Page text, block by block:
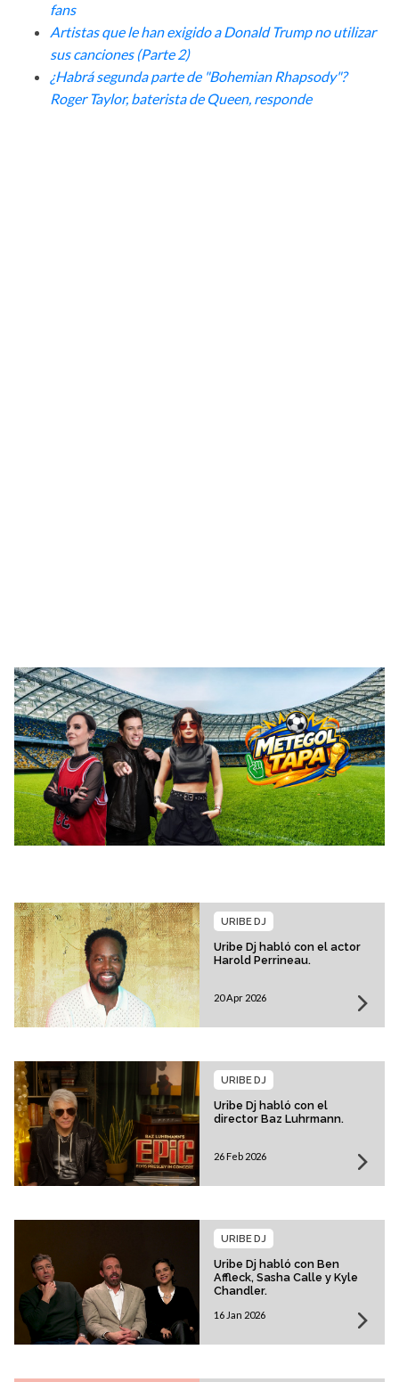
fans
Artistas que le han exigido a Donald Trump no utilizar
sus canciones (Parte 2)
¿Habrá segunda parte de "Bohemian Rhapsody"?
Roger Taylor, baterista de Queen, responde
Uribe Dj habló con el actor
Harold Perrineau.
URIBE DJ
20 Apr 2026
Uribe Dj habló con el
director Baz Luhrmann.
URIBE DJ
26 Feb 2026
Uribe Dj habló con Ben
Affleck, Sasha Calle y Kyle
Chandler.
URIBE DJ
16 Jan 2026